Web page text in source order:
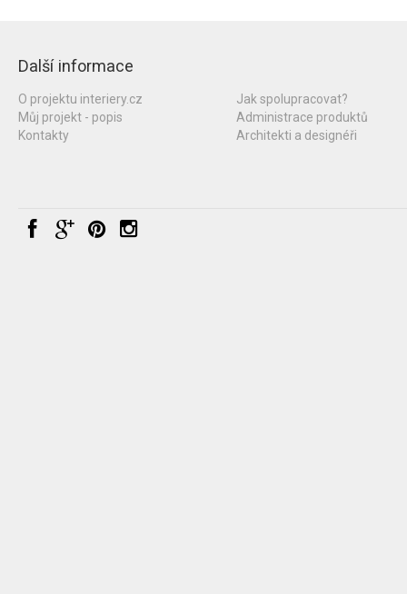
Další informace
O projektu interiery.cz
Můj projekt - popis
Kontakty
Jak spolupracovat?
Administrace produktů
Architekti a designéři